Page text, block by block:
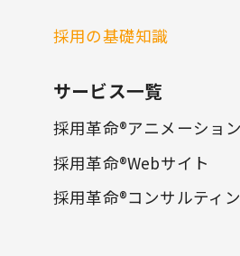
採用の基礎知識
サービス一覧
採用革命®アニメーション
採用革命®Webサイト
採用革命®コンサルティ